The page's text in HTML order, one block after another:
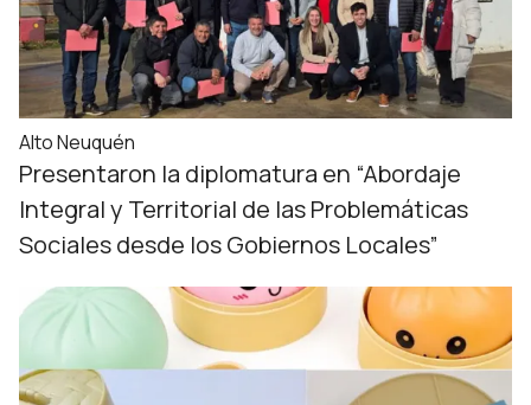
Alto Neuquén
Presentaron la diplomatura en “Abordaje
Integral y Territorial de las Problemáticas
Sociales desde los Gobiernos Locales”